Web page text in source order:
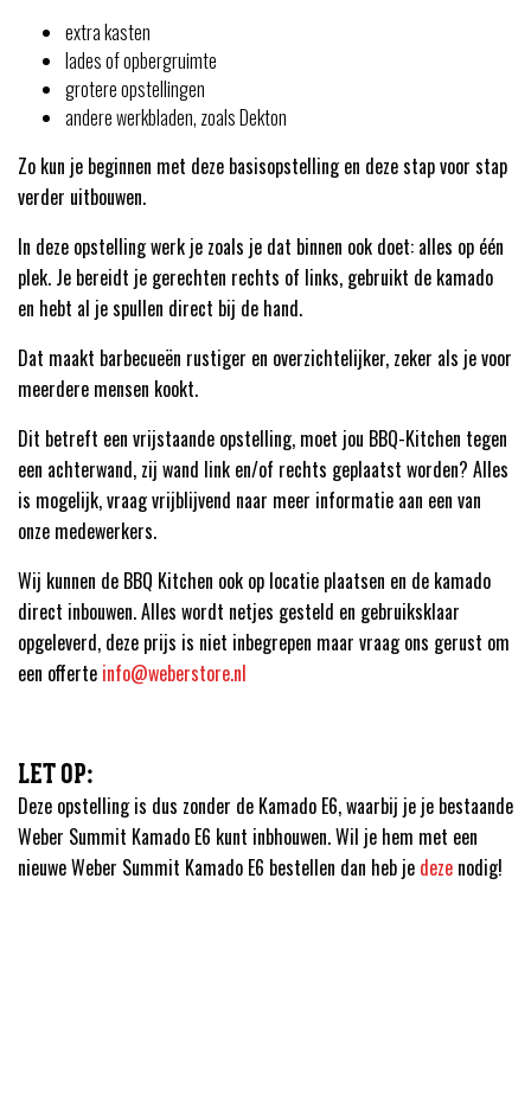
extra kasten
lades of opbergruimte
grotere opstellingen
andere werkbladen, zoals Dekton
Zo kun je beginnen met deze basisopstelling en deze stap voor stap
verder uitbouwen.
In deze opstelling werk je zoals je dat binnen ook doet: alles op één
plek. Je bereidt je gerechten rechts of links, gebruikt de kamado
en hebt al je spullen direct bij de hand.
Dat maakt barbecueën rustiger en overzichtelijker, zeker als je voor
meerdere mensen kookt.
Dit betreft een vrijstaande opstelling, moet jou BBQ-Kitchen tegen
een achterwand, zij wand link en/of rechts geplaatst worden? Alles
is mogelijk, vraag vrijblijvend naar meer informatie aan een van
onze medewerkers.
Wij kunnen de BBQ Kitchen ook op locatie plaatsen en de kamado
direct inbouwen. Alles wordt netjes gesteld en gebruiksklaar
opgeleverd, deze prijs is niet inbegrepen maar vraag ons gerust om
een offerte info@weberstore.nl
LET OP:
Deze opstelling is dus zonder de Kamado E6, waarbij je je bestaande
Weber Summit Kamado E6 kunt inbhouwen. Wil je hem met een
nieuwe Weber Summit Kamado E6 bestellen dan heb je deze nodig!